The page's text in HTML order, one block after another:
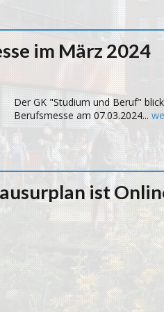
im März 2024
Der GK "Studium und Beruf"
Berufsmesse am 07.03.2024...
ist